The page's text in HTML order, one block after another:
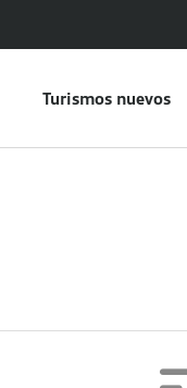
Turismos nuevos